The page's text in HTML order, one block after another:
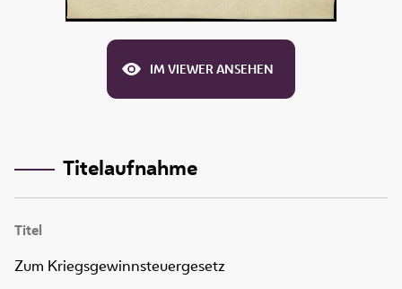
IM VIEWER ANSEHEN
Titelaufnahme
Titel
Zum Kriegsgewinnsteuergesetz